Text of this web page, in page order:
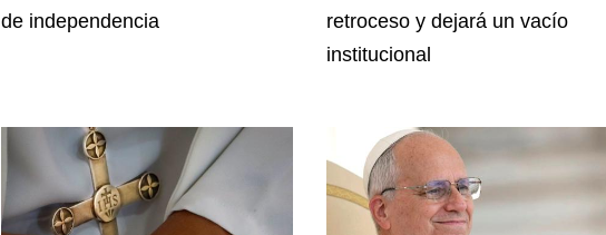
de independencia
retroceso y dejará un vacío
institucional